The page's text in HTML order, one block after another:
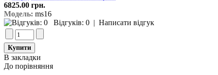
6825.00 грн.
Модель: ms16
Відгуків: 0 | Написати відгук
В закладки
До порівняння